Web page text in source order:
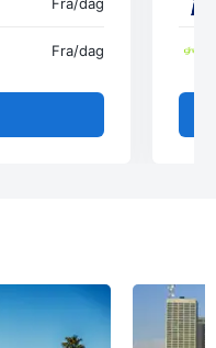
Fra/dag